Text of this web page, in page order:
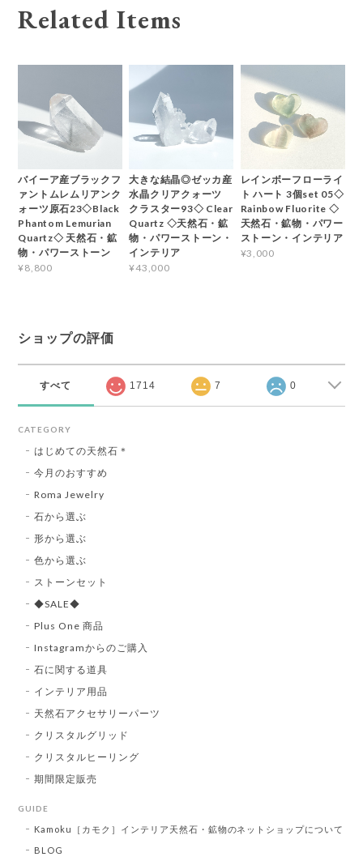
Related Items
バイーア産ブラックフ
ァントムレムリアンク
ォーツ原石23◇Black
Phantom Lemurian
Quartz◇ 天然石・鉱
物・パワーストーン
¥8,800
大きな結晶◎ゼッカ産
水晶クリアクォーツ
クラスター93◇ Clear
Quartz ◇天然石・鉱
物・パワーストーン・
インテリア
¥43,000
レインボーフローライ
ト ハート 3個set 05◇
Rainbow Fluorite ◇
天然石・鉱物・パワー
ストーン・インテリア
¥3,000
ショップの評価
すべて 1714 7 0
CATEGORY
はじめての天然石＊
今月のおすすめ
Roma Jewelry
石から選ぶ
形から選ぶ
色から選ぶ
ストーンセット
◆SALE◆
Plus One 商品
Instagramからのご購入
石に関する道具
インテリア用品
天然石アクセサリーパーツ
クリスタルグリッド
クリスタルヒーリング
期間限定販売
GUIDE
Kamoku［カモク］インテリア天然石・鉱物のネットショップについて
BLOG